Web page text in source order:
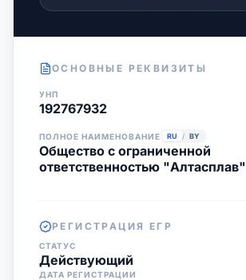
ОСНОВНЫЕ РЕКВИЗИТЫ
УНП
192767932
ПОЛНОЕ НАИМЕНОВАНИЕ RU / BY
Общество с ограниченной
ответственностью "Алтасплав"
РЕГИСТРАЦИЯ ЕГР
СТАТУС
Действующий
ДАТА РЕГИСТРАЦИИ